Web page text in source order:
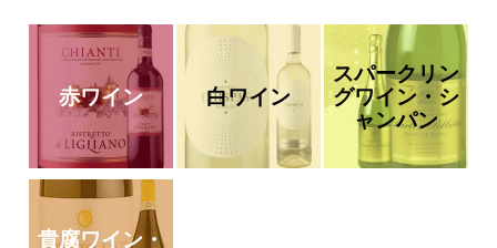
赤ワイン 白ワイン
スパークリン
グワイン・シ
ャンパン
貴腐ワイン・